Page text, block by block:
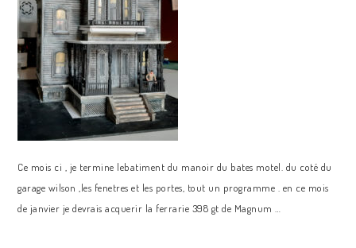
Ce mois ci , je termine lebatiment du manoir du bates motel. du coté du
garage wilson ,les fenetres et les portes, tout un programme . en ce mois
de janvier je devrais acquerir la ferrarie 398 gt de Magnum …